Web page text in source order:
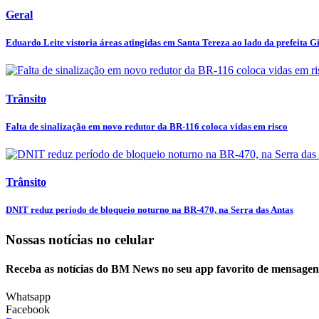
Geral
Eduardo Leite vistoria áreas atingidas em Santa Tereza ao lado da prefeita
Trânsito
Falta de sinalização em novo redutor da BR-116 coloca vidas em risco
Trânsito
DNIT reduz período de bloqueio noturno na BR-470, na Serra das Antas
Nossas notícias no celular
Receba as notícias do BM News no seu app favorito de
Whatsapp
Facebook